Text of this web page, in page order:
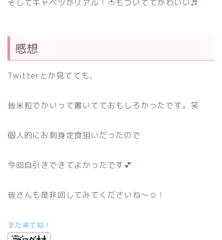
そしてキャベツがリアル！🍅もついててかわいい♬
感想
Twitterとか見てても、
皆米粒でかいって書いてておもしろかったです。笑
個人的にお刺身定食狙いだったので
今回自引きできてよかったです💕
皆さんも是非回してみてくださいね～☺！
また来てね！